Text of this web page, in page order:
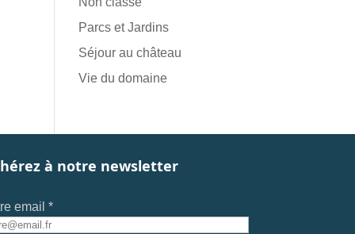
Parcs et Jardins
Séjour au château
Vie du domaine
à notre newsletter
email *